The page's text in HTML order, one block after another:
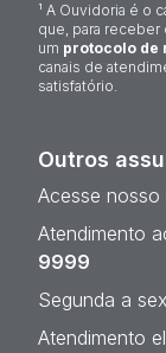
¹ A Ouvidoria é o
que, para
um protocolo de
canais de
satisfatório.
Outros
Acesse nosso
Atendimento
9999
Segunda a
Atendimento